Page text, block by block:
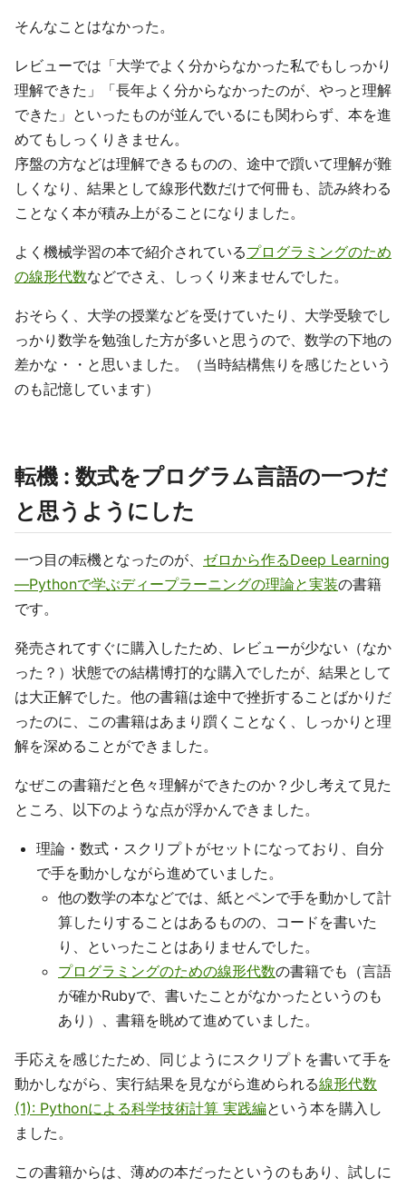
そんなことはなかった。
レビューでは「大学でよく分からなかった私でもしっかり
理解できた」「長年よく分からなかったのが、やっと理解
できた」といったものが並んでいるにも関わらず、本を進
めてもしっくりきません。
序盤の方などは理解できるものの、途中で躓いて理解が難
しくなり、結果として線形代数だけで何冊も、読み終わる
ことなく本が積み上がることになりました。
よく機械学習の本で紹介されているプログラミングのため
の線形代数などでさえ、しっくり来ませんでした。
おそらく、大学の授業などを受けていたり、大学受験でし
っかり数学を勉強した方が多いと思うので、数学の下地の
差かな・・と思いました。（当時結構焦りを感じたという
のも記憶しています）
転機 : 数式をプログラム言語の一つだ
と思うようにした
一つ目の転機となったのが、 ゼロから作るDeep Learning
―Pythonで学ぶディープラーニングの理論と実装の書籍
です。
発売されてすぐに購入したため、レビューが少ない（なか
った？）状態での結構博打的な購入でしたが、結果として
は大正解でした。他の書籍は途中で挫折することばかりだ
ったのに、この書籍はあまり躓くことなく、しっかりと理
解を深めることができました。
なぜこの書籍だと色々理解ができたのか？少し考えて見た
ところ、以下のような点が浮かんできました。
理論・数式・スクリプトがセットになっており、自分
で手を動かしながら進めていました。
他の数学の本などでは、紙とペンで手を動かして計
算したりすることはあるものの、コードを書いた
り、といったことはありませんでした。
プログラミングのための線形代数の書籍でも（言語
が確かRubyで、書いたことがなかったというのも
あり）、書籍を眺めて進めていました。
手応えを感じたため、同じようにスクリプトを書いて手を
動かしながら、実行結果を見ながら進められる線形代数
(1): Pythonによる科学技術計算 実践編という本を購入し
ました。
この書籍からは、薄めの本だったというのもあり、試しに